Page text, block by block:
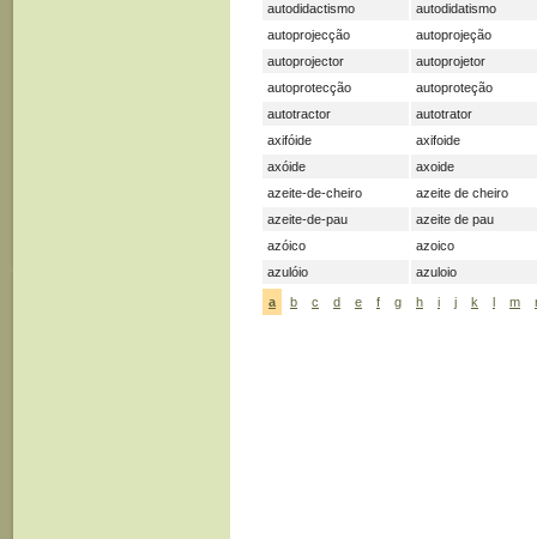
autodidactismo
autodidatismo
autoprojecção
autoprojeção
autoprojector
autoprojetor
autoprotecção
autoproteção
autotractor
autotrator
axifóide
axifoide
axóide
axoide
azeite-de-cheiro
azeite de cheiro
azeite-de-pau
azeite de pau
azóico
azoico
azulóio
azuloio
a b c d e f g h i j k l m